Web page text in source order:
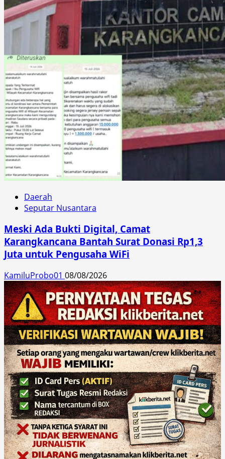
Daerah
Seputar Nusantara
Meski Ada Bukti Digital, Camat
Karangkancana Bantah Surat Donasi Rp1,3
Juta untuk Pengusaha WiFi
KamiluProbo01 08/08/2026